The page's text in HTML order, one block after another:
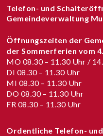
Telefon- und
Gemeindeverwaltung
Öffnungszeiten der
der Sommerferien vom
MO 08.30 – 11.30 Uhr /
DI 08.30 – 11.30 Uhr
MI 08.30 – 11.30 Uhr
DO 08.30 – 11.30 Uhr
FR 08.30 – 11.30 Uhr
Ordentliche Telefon-